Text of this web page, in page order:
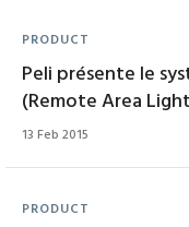
PRODUCT
Peli présente le
(Remote Area
13 Feb 2015
PRODUCT